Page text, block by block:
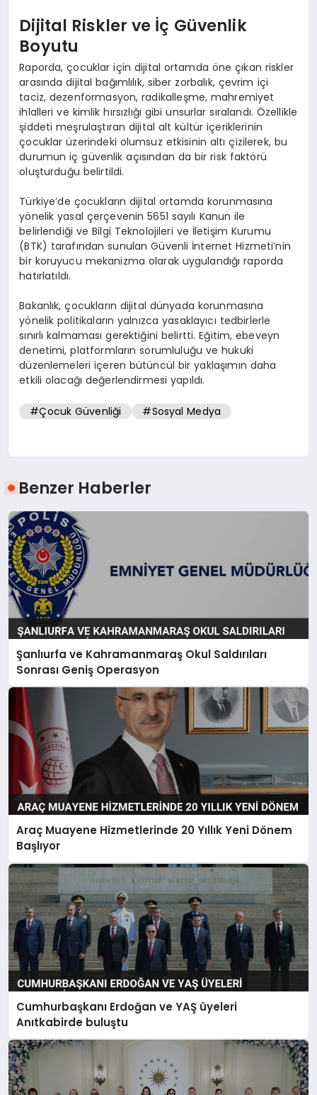
Dijital Riskler ve İç Güvenlik
Boyutu
Raporda, çocuklar için dijital ortamda öne çıkan riskler
arasında dijital bağımlılık, siber zorbalık, çevrim içi
taciz, dezenformasyon, radikalleşme, mahremiyet
ihlalleri ve kimlik hırsızlığı gibi unsurlar sıralandı. Özellikle
şiddeti meşrulaştıran dijital alt kültür içeriklerinin
çocuklar üzerindeki olumsuz etkisinin altı çizilerek, bu
durumun iç güvenlik açısından da bir risk faktörü
oluşturduğu belirtildi.
Türkiye’de çocukların dijital ortamda korunmasına
yönelik yasal çerçevenin 5651 sayılı Kanun ile
belirlendiği ve Bilgi Teknolojileri ve İletişim Kurumu
(BTK) tarafından sunulan Güvenli İnternet Hizmeti’nin
bir koruyucu mekanizma olarak uygulandığı raporda
hatırlatıldı.
Bakanlık, çocukların dijital dünyada korunmasına
yönelik politikaların yalnızca yasaklayıcı tedbirlerle
sınırlı kalmaması gerektiğini belirtti. Eğitim, ebeveyn
denetimi, platformların sorumluluğu ve hukuki
düzenlemeleri içeren bütüncül bir yaklaşımın daha
etkili olacağı değerlendirmesi yapıldı.
#Çocuk Güvenliği #Sosyal Medya
Benzer Haberler
Şanlıurfa ve Kahramanmaraş Okul Saldırıları
Sonrası Geniş Operasyon
Araç Muayene Hizmetlerinde 20 Yıllık Yeni Dönem
Başlıyor
Cumhurbaşkanı Erdoğan ve YAŞ üyeleri
Anıtkabirde buluştu